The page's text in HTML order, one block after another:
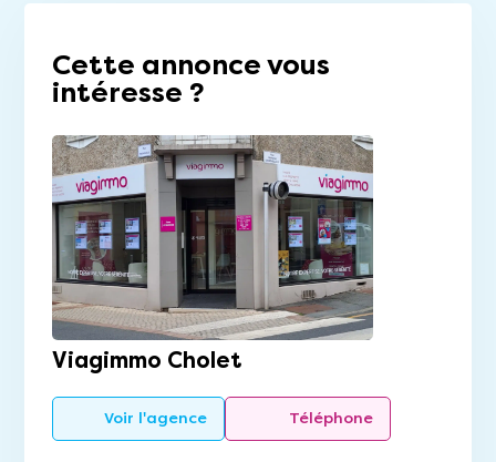
Cette annonce vous
intéresse ?
Viagimmo Cholet
Voir l'agence Téléphone